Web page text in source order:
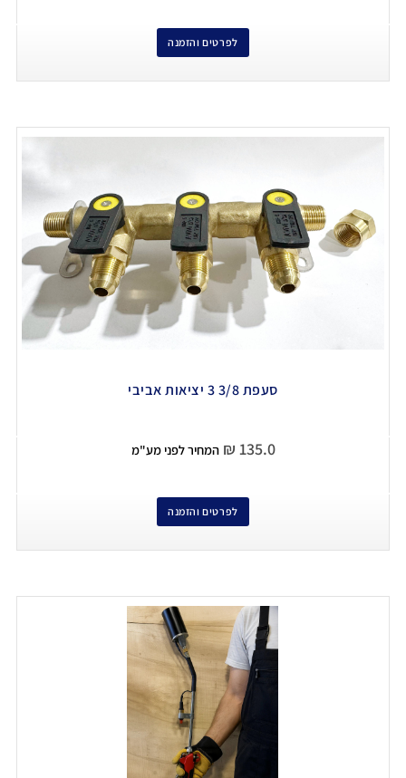
לפרטים והזמנה
סעפת 3/8 3 יציאות אביבי
₪ 135.0 המחיר לפני מע"מ
לפרטים והזמנה